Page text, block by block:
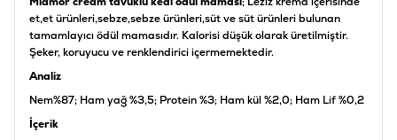
et,et ürünleri,sebze,sebze ürünleri,süt ve süt ürünleri bulunan
tamamlayıcı ödül mamasıdır. Kalorisi düşük olarak üretilmiştir.
Şeker, koruyucu ve renklendirici içermemektedir.
Analiz
Nem%87; Ham yağ %3,5; Protein %3; Ham kül %2,0; Ham Lif %0,2
İçerik